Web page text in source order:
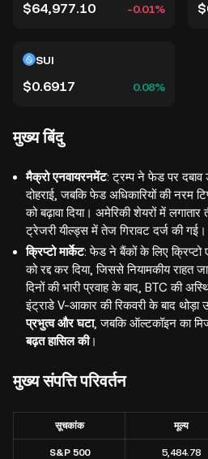
$64,977.10 -0.01%
SUI
$0.6917 0.08%
मुख्य बिंदु
मैक्रो एनवायरनमेंट: ट्रम्प ने फेड पर दबाव
दोहराई, जबकि फेड अधिकारियों की नरम
को बढ़ावा दिया। अमेरिकी शेयरों में लगातार
ट्रेजरी यील्ड्स में तेज गिरावट दर्ज की गई।
क्रिप्टो मार्केट: फेड ने बैंकों के लिए क्रिप्टो
को रद्द कर दिया, जिससे नियामकीय राहत
दिनों की भारी प्रवाह के बाद, BTC की
इंट्राडे V-आकार की रिकवरी के बाद
प्रभुत्व और घटा, जबकि ऑल्टकॉइन का
बढ़त हासिल की।
मुख्य संपत्ति परिवर्तन
सूचकांक मूल्य
S&P 500 5,484.78